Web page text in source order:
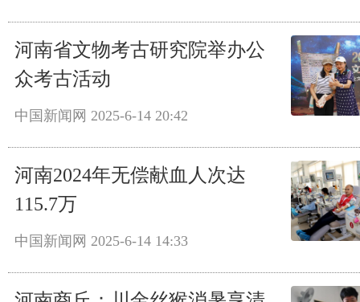
河南省文物考古研究院举办公
众考古活动
中国新闻网 2025-6-14 20:42
河南2024年无偿献血人次达
115.7万
中国新闻网 2025-6-14 14:33